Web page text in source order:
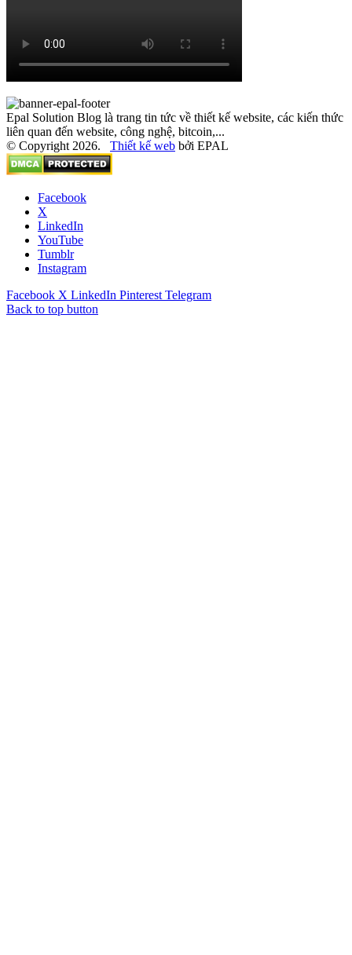
Epal Solution Blog là trang tin tức về thiết kế website, các kiến thức
liên quan đến website, công nghệ, bitcoin,...
© Copyright 2026. Thiết kế web bởi EPAL
Facebook
X
LinkedIn
YouTube
Tumblr
Instagram
Facebook X LinkedIn Pinterest Telegram
Back to top button